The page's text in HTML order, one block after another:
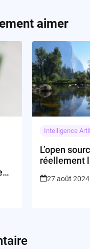
aimer
Intelligence
L’open
réellement
27 août 2024